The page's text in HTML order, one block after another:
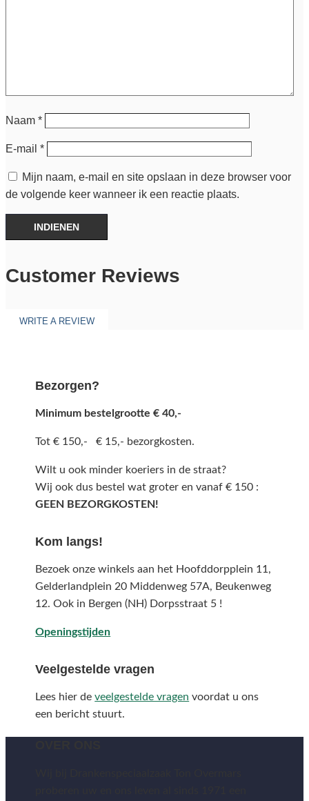
Naam *
E-mail *
Mijn naam, e-mail en site opslaan in deze browser voor
de volgende keer wanneer ik een reactie plaats.
INDIENEN
Customer Reviews
WRITE A REVIEW
Bezorgen?
Minimum bestelgrootte € 40,-
Tot € 150,- € 15,- bezorgkosten.
Wilt u ook minder koeriers in de straat?
Wij ook dus bestel wat groter en vanaf € 150 :
GEEN BEZORGKOSTEN!
Kom langs!
Bezoek onze winkels aan het Hoofddorpplein 11,
Gelderlandplein 20 Middenweg 57A, Beukenweg
12.Ook in Bergen (NH) Dorpsstraat 5 !
Openingstijden
Veelgestelde vragen
Lees hier deveelgestelde vragen voordat u ons
een bericht stuurt.